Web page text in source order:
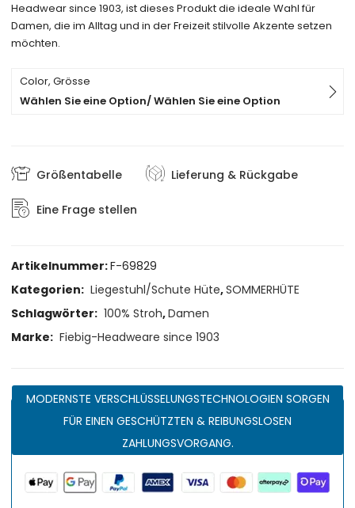
Headwear since 1903, ist dieses Produkt die ideale Wahl für
Damen, die im Alltag und in der Freizeit stilvolle Akzente setzen
möchten.
Color, Grösse
Wählen Sie eine Option/ Wählen Sie eine Option
Größentabelle Lieferung & Rückgabe
Eine Frage stellen
Artikelnummer:F-69829
Kategorien: Liegestuhl/Schute Hüte,SOMMERHÜTE
Schlagwörter: 100% Stroh,Damen
Marke: Fiebig-Headweare since 1903
MODERNSTE VERSCHLÜSSELUNGSTECHNOLOGIEN SORGEN
FÜR EINEN GESCHÜTZTEN & REIBUNGSLOSEN
ZAHLUNGSVORGANG.